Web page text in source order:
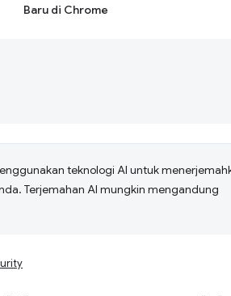
Baru di Chrome
teknologi AI untuk
Terjemahan AI mungkin mengandung